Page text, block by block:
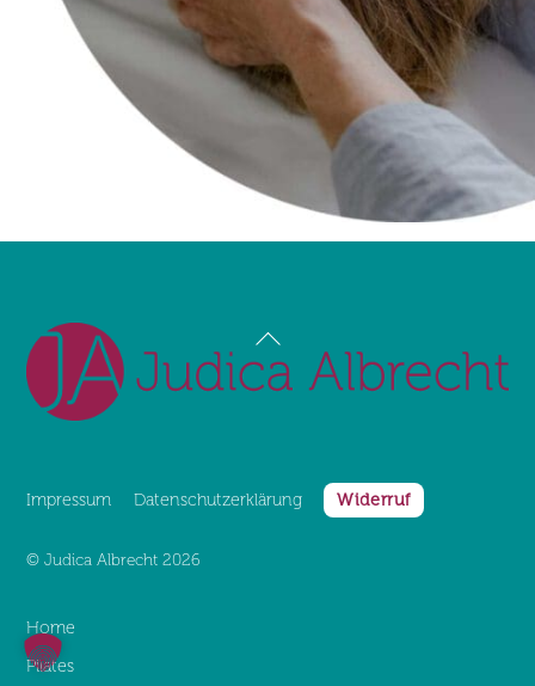
Back
To
Top
Impressum Datenschutz­erklärung Widerruf
©Judica Albrecht 2026
Home
Pilates